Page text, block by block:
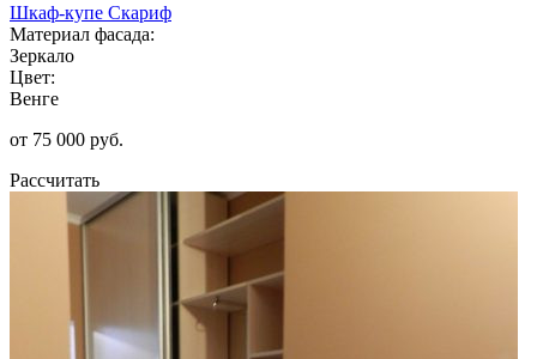
Шкаф-купе Скариф
Материал фасада:
Зеркало
Цвет:
Венге
от 75 000 руб.
Рассчитать